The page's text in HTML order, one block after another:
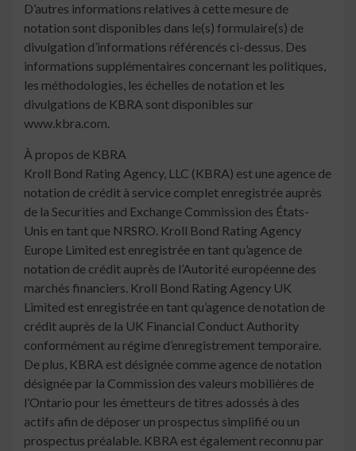
D’autres informations relatives à cette mesure de
notation sont disponibles dans le(s) formulaire(s) de
divulgation d’informations référencés ci-dessus. Des
informations supplémentaires concernant les politiques,
les méthodologies, les échelles de notation et les
divulgations de KBRA sont disponibles sur
www.kbra.com.
À propos de KBRA
Kroll Bond Rating Agency, LLC (KBRA) est une agence de
notation de crédit à service complet enregistrée auprès
de la Securities and Exchange Commission des États-
Unis en tant que NRSRO. Kroll Bond Rating Agency
Europe Limited est enregistrée en tant qu’agence de
notation de crédit auprès de l’Autorité européenne des
marchés financiers. Kroll Bond Rating Agency UK
Limited est enregistrée en tant qu’agence de notation de
crédit auprès de la UK Financial Conduct Authority
conformément au régime d’enregistrement temporaire.
De plus, KBRA est désignée comme agence de notation
désignée par la Commission des valeurs mobilières de
l’Ontario pour les émetteurs de titres adossés à des
actifs afin de déposer un prospectus simplifié ou un
prospectus préalable. KBRA est également reconnu par